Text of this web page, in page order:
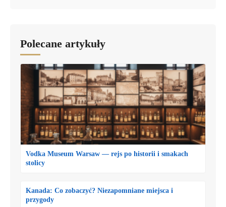
Polecane artykuły
Vodka Museum Warsaw — rejs po historii i smakach
stolicy
Kanada: Co zobaczyć? Niezapomniane miejsca i
przygody